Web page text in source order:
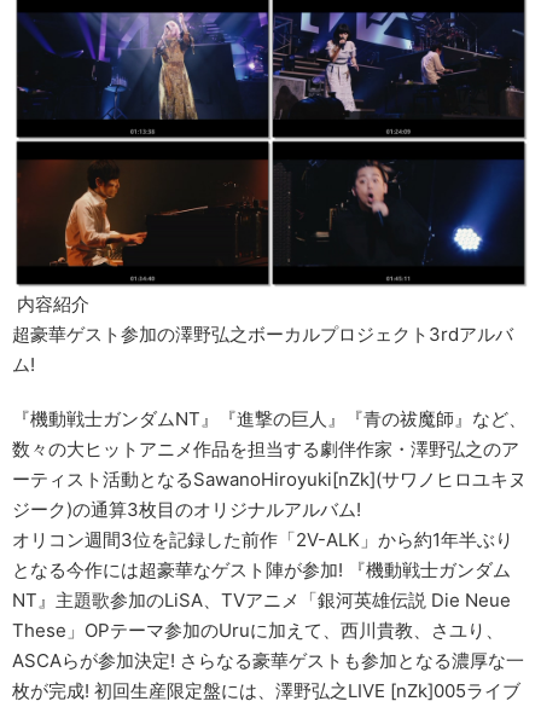
内容紹介
超豪華ゲスト参加の澤野弘之ボーカルプロジェクト3rdアルバ
ム!
『機動戦士ガンダムNT』『進撃の巨人』『青の祓魔師』など、
数々の大ヒットアニメ作品を担当する劇伴作家・澤野弘之のア
ーティスト活動となるSawanoHiroyuki[nZk](サワノヒロユキヌ
ジーク)の通算3枚目のオリジナルアルバム!
オリコン週間3位を記録した前作「2V-ALK」から約1年半ぶり
となる今作には超豪華なゲスト陣が参加! 『機動戦士ガンダム
NT』主題歌参加のLiSA、TVアニメ「銀河英雄伝説 Die Neue
These」OPテーマ参加のUruに加えて、西川貴教、さユり、
ASCAらが参加決定! さらなる豪華ゲストも参加となる濃厚な一
枚が完成! 初回生産限定盤には、澤野弘之LIVE [nZk]005ライブ